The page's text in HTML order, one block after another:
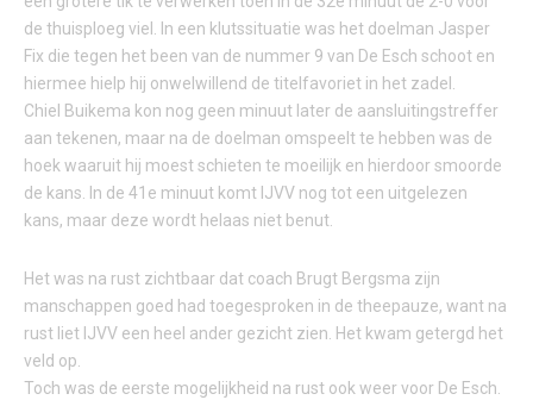
de thuisploeg viel. In een klutssituatie was het doelman Jasper
Fix die tegen het been van de nummer 9 van De Esch schoot en
hiermee hielp hij onwelwillend de titelfavoriet in het zadel.
Chiel Buikema kon nog geen minuut later de aansluitingstreffer
aan tekenen, maar na de doelman omspeelt te hebben was de
hoek waaruit hij moest schieten te moeilijk en hierdoor smoorde
de kans. In de 41e minuut komt IJVV nog tot een uitgelezen
kans, maar deze wordt helaas niet benut.
Het was na rust zichtbaar dat coach Brugt Bergsma zijn
manschappen goed had toegesproken in de theepauze, want na
rust liet IJVV een heel ander gezicht zien. Het kwam getergd het
veld op.
Toch was de eerste mogelijkheid na rust ook weer voor De Esch.